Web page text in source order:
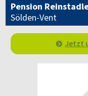
Pension
Sölden-Vent
Jetzt